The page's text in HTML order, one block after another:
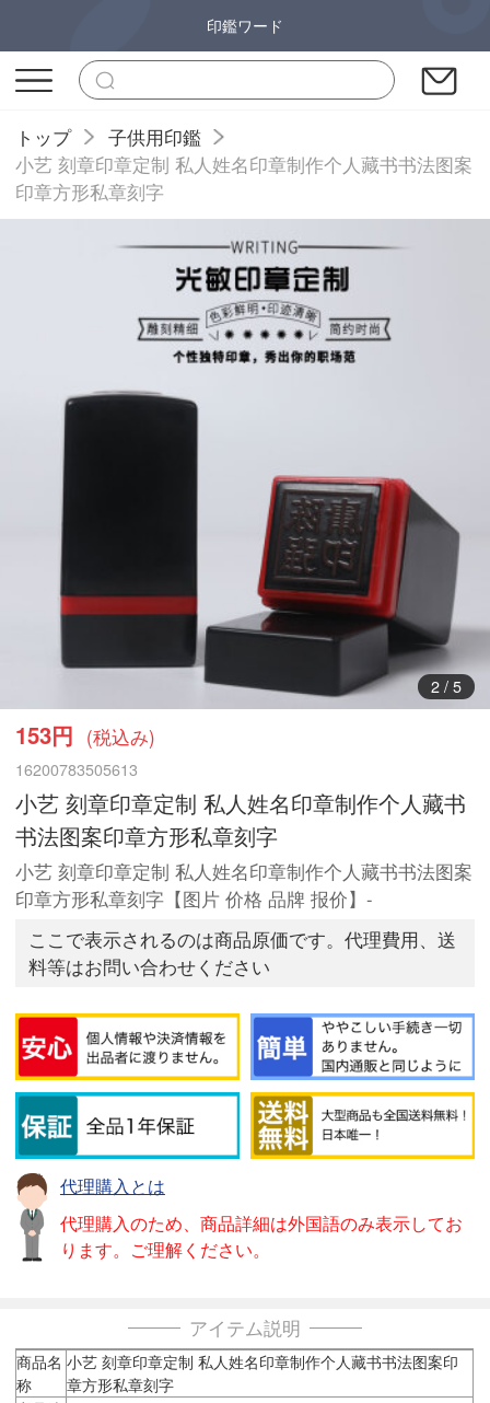
印鑑ワード
トップ
子供用印鑑
小艺 刻章印章定制 私人姓名印章制作个人藏书书法图案
印章方形私章刻字
3/ 5
153円 (税込み)
16200783505613
小艺 刻章印章定制 私人姓名印章制作个人藏书
书法图案印章方形私章刻字
小艺 刻章印章定制 私人姓名印章制作个人藏书书法图案
印章方形私章刻字【图片 价格 品牌 报价】-
ここで表示されるのは商品原価です。代理費用、送
料等はお問い合わせください
代理購入とは
代理購入のため、商品詳細は外国語のみ表示してお
ります。ご理解ください。
アイテム説明
商品名
称
小艺 刻章印章定制 私人姓名印章制作个人藏书书法图案印
章方形私章刻字